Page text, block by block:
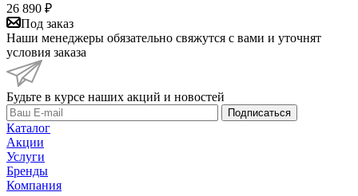
26 890 ₽
Под заказ
Наши менеджеры обязательно свяжутся с вами и уточнят
условия заказа
Будьте в курсе наших акций и новостей
Подписаться
Каталог
Акции
Услуги
Бренды
Компания